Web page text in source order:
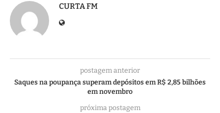
CURTA FM
postagem anterior
Saques na poupança superam depósitos em R$ 2,85 bilhões
em novembro
próxima postagem